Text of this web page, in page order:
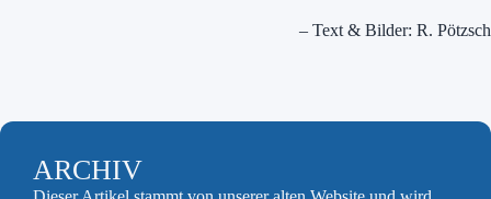
– Text & Bilder: R. Pötzsch
ARCHIV